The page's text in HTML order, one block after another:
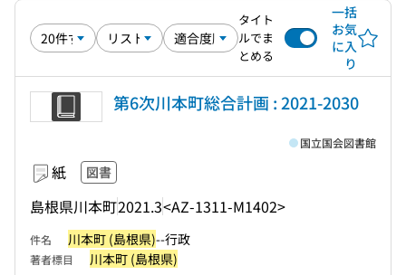
タイト
ルでま
とめる
一括
お気
に入
り
第6次川本町総合計画 : 2021-2030
紙 図書
島根県川本町2021.3<AZ-1311-M1402>
国立国会図書館
件名 川本町 (島根県)--行政
著者標目 川本町 (島根県)